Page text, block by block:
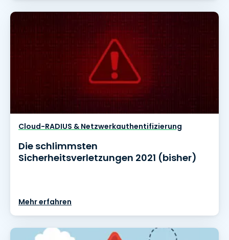
Cloud-RADIUS & Netzwerkauthentifizierung
Die schlimmsten
Sicherheitsverletzungen 2021 (bisher)
Mehr erfahren